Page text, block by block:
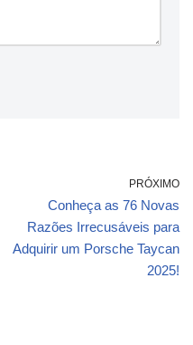
PRÓXIMO
Conheça as 76 Novas
Razões Irrecusáveis para
Adquirir um Porsche Taycan
2025!